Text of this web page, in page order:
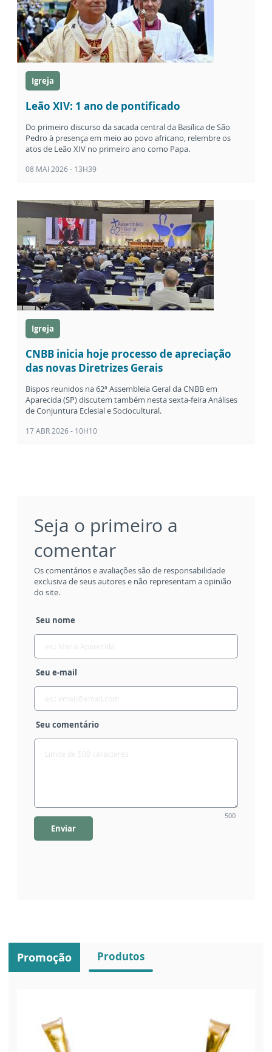
Igreja
Leão XIV: 1 ano de pontificado
Do primeiro discurso da sacada central da Basílica de São
Pedro à presença em meio ao povo africano, relembre os
atos de Leão XIV no primeiro ano como Papa.
08 MAI 2026 - 13H39
Igreja
CNBB inicia hoje processo de apreciação
das novas Diretrizes Gerais
Bispos reunidos na 62ª Assembleia Geral da CNBB em
Aparecida (SP) discutem também nesta sexta-feira Análises
de Conjuntura Eclesial e Sociocultural.
17 ABR 2026 - 10H10
Seja o primeiro a
comentar
Os comentários e avaliações são de responsabilidade
exclusiva de seus autores e não representam a opinião
do site.
Seu nome
Seu e-mail
Seu comentário
500
Enviar
Promoção Produtos